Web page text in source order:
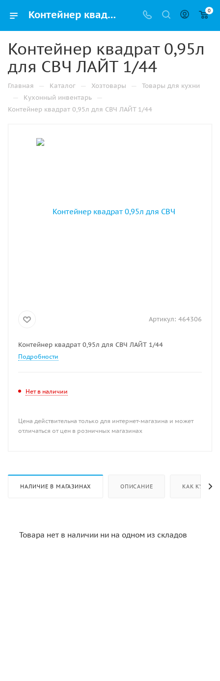
Контейнер квадрат 0,95л для СВЧ ЛАЙТ 1/44 купить в Ижевске с доставкой оптом и в розницу 0
Контейнер квадрат 0,95л
для СВЧ ЛАЙТ 1/44
Главная — Каталог — Хозтовары — Товары для кухни
— Кухонный инвентарь —
Контейнер квадрат 0,95л для СВЧ ЛАЙТ 1/44
Артикул: 464306
Контейнер квадрат 0,95л для СВЧ ЛАЙТ 1/44
Подробности
Нет в наличии
Цена действительна только для интернет-магазина и может
отличаться от цен в розничных магазинах
НАЛИЧИЕ В МАГАЗИНАХ ОПИСАНИЕ КАК КУПИТЬ
Товара нет в наличии ни на одном из складов